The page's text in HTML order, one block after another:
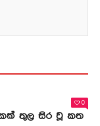
0
තුල සිර වූ කත